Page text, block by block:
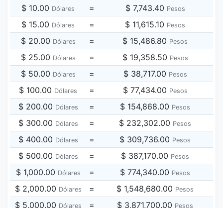
$ 10.00 Dólares = $ 7,743.40 Pesos
$ 15.00 Dólares = $ 11,615.10 Pesos
$ 20.00 Dólares = $ 15,486.80 Pesos
$ 25.00 Dólares = $ 19,358.50 Pesos
$ 50.00 Dólares = $ 38,717.00 Pesos
$ 100.00 Dólares = $ 77,434.00 Pesos
$ 200.00 Dólares = $ 154,868.00 Pesos
$ 300.00 Dólares = $ 232,302.00 Pesos
$ 400.00 Dólares = $ 309,736.00 Pesos
$ 500.00 Dólares = $ 387,170.00 Pesos
$ 1,000.00 Dólares = $ 774,340.00 Pesos
$ 2,000.00 Dólares = $ 1,548,680.00 Pesos
$ 5,000.00 Dólares = $ 3,871,700.00 Pesos